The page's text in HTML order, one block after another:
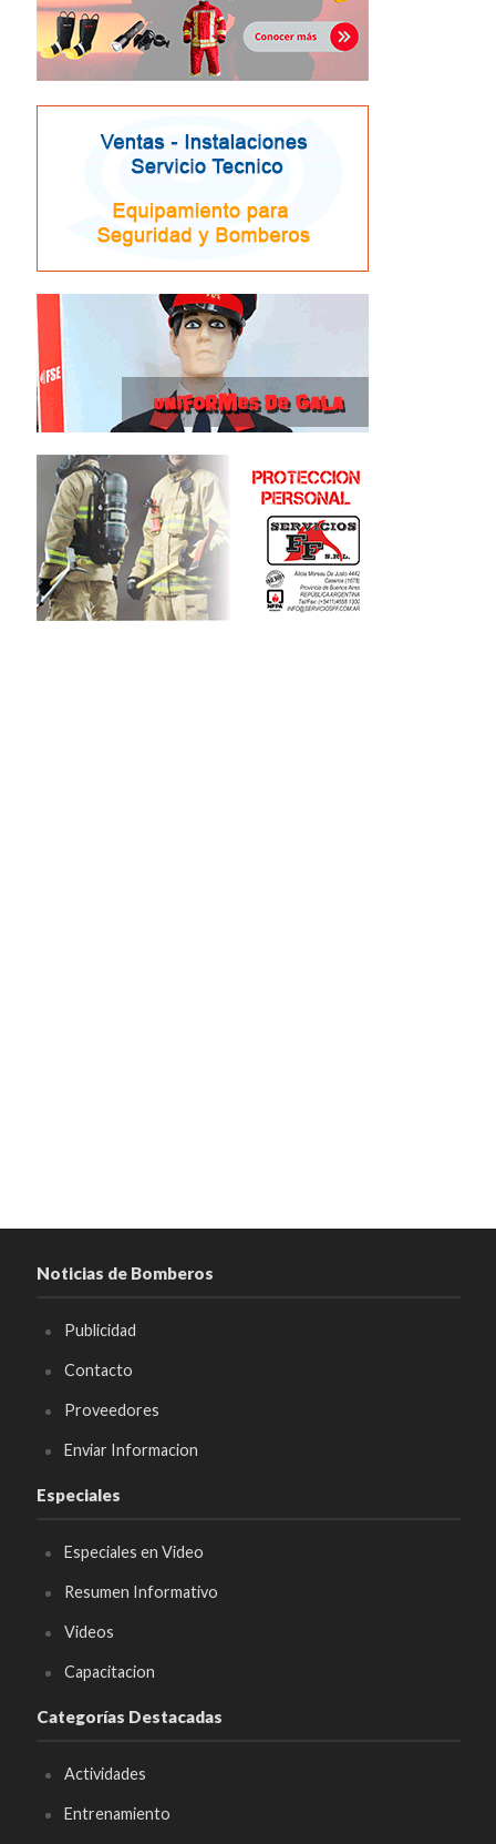
Noticias de Bomberos
Publicidad
Contacto
Proveedores
Enviar Informacion
Especiales
Especiales en Video
Resumen Informativo
Videos
Capacitacion
Categorías Destacadas
Actividades
Entrenamiento